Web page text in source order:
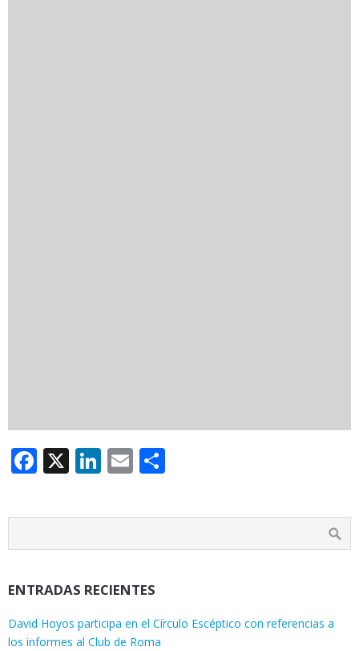
Facebook
X LinkedIn
Email
ENTRADAS RECIENTES
David Hoyos participa en el Círculo Escéptico con referencias a
los informes al Club de Roma